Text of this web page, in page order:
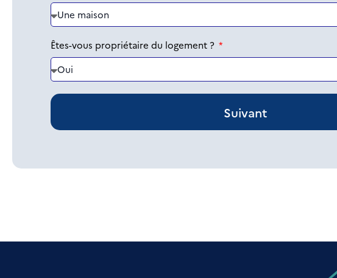
Êtes-vous propriétaire du logement ?
Suivant